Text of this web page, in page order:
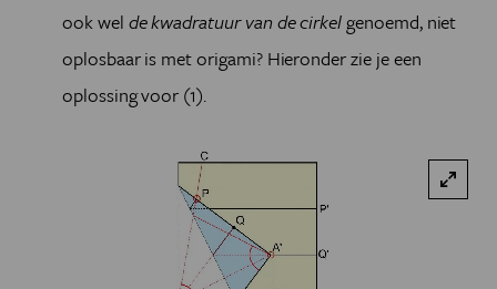
ook wel de kwadratuur van de cirkel genoemd, niet
oplosbaar is met origami? Hieronder zie je een
oplossing voor (1).